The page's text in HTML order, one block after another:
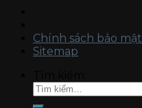
Chính sách bảo mật
Sitemap